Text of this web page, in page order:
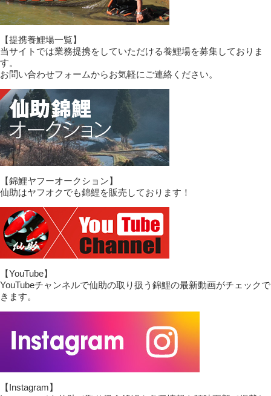
【提携養鯉場一覧】
当サイトでは業務提携をしていただける養鯉場を募集しておりま
す。
お問い合わせフォームからお気軽にご連絡ください。
【錦鯉ヤフーオークション】
仙助はヤフオクでも錦鯉を販売しております！
【YouTube】
YouTubeチャンネルで仙助の取り扱う錦鯉の最新動画がチェックで
きます。
【Instagram】